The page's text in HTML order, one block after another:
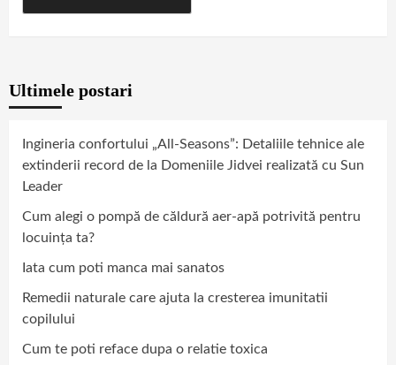
Ultimele postari
Ingineria confortului „All-Seasons”: Detaliile tehnice ale
extinderii record de la Domeniile Jidvei realizată cu Sun
Leader
Cum alegi o pompă de căldură aer-apă potrivită pentru
locuința ta?
Iata cum poti manca mai sanatos
Remedii naturale care ajuta la cresterea imunitatii
copilului
Cum te poti reface dupa o relatie toxica